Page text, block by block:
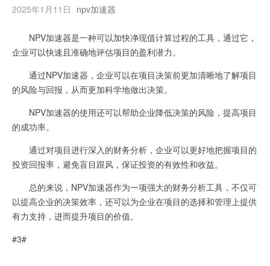
2025年1月11日 npv加速器
NPV加速器是一种可以加快净现值计算过程的工具，通过它，
企业可以快速且准确地评估项目的盈利潜力。
通过NPV加速器，企业可以在项目决策前更加清晰地了解项目
的风险与回报，从而更加科学地做出决策。
NPV加速器的使用还可以帮助企业降低决策的风险，提高项目
的成功率。
通过对项目进行深入的财务分析，企业可以更好地把握项目的
投资回报率，避免盲目跟风，保证投资的有效性和收益。
总的来说，NPV加速器作为一项强大的财务分析工具，不仅可
以提高企业的决策效率，还可以为企业在项目的选择和管理上提供
有力支持，进而提升项目的价值。
#3#